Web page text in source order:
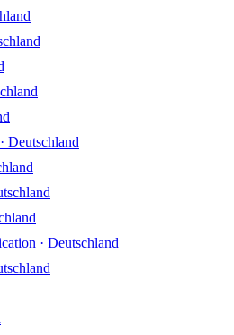
· Deutschland
· Deutschland